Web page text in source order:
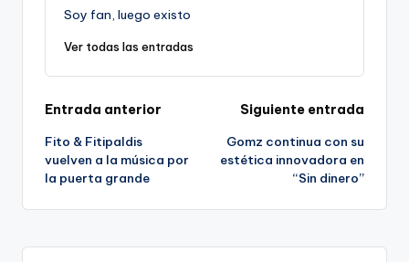
Soy fan, luego existo
Ver todas las entradas
Navegación
de
entradas
Entrada anterior
Fito & Fitipaldis
vuelven a la música por
la puerta grande
Siguiente entrada
Gomz continua con su
estética innovadora en
“Sin dinero”